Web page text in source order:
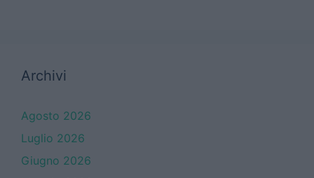
Archivi
Agosto 2026
Luglio 2026
Giugno 2026